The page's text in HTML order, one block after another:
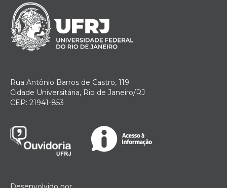
Rua Antônio Barros de Castro, 119
Cidade Universitária, Rio de Janeiro/RJ
CEP: 21941-853